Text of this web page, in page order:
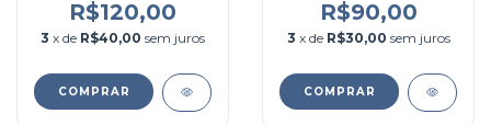
R$120,00
3 x de R$40,00 sem juros
COMPRAR
R$90,00
3 x de R$30,00 sem juros
COMPRAR